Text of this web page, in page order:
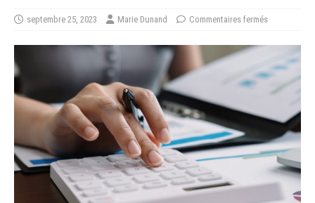
septembre 25, 2023 Marie Dunand Commentaires fermés